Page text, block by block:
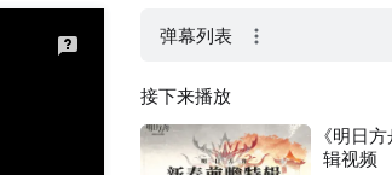
弹幕列表
接下来播放
《明日
辑视频